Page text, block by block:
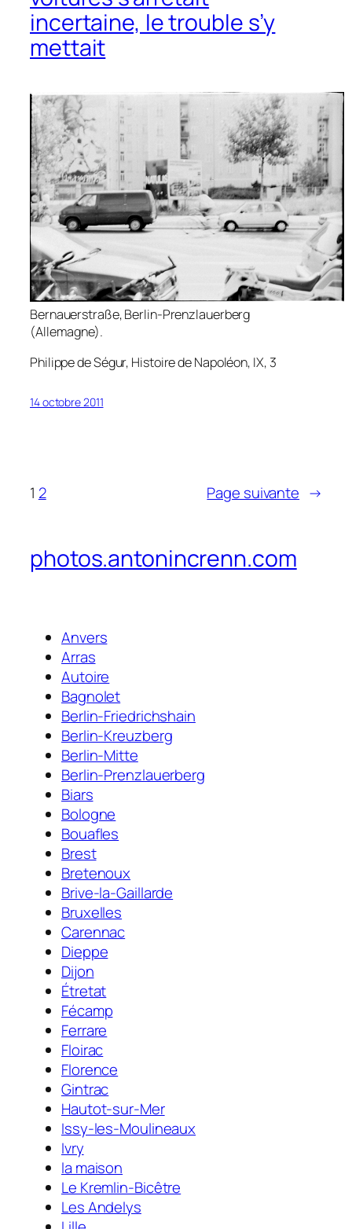
incertaine, le trouble s’y
mettait
Bernauerstraße, Berlin-Prenzlauerberg
(Allemagne).
Philippe de Ségur, Histoire de Napoléon, IX, 3
14 octobre 2011
1 2 Page suivante →
photos.antonincrenn.com
Anvers
Arras
Autoire
Bagnolet
Berlin-Friedrichshain
Berlin-Kreuzberg
Berlin-Mitte
Berlin-Prenzlauerberg
Biars
Bologne
Bouafles
Brest
Bretenoux
Brive-la-Gaillarde
Bruxelles
Carennac
Dieppe
Dijon
Étretat
Fécamp
Ferrare
Floirac
Florence
Gintrac
Hautot-sur-Mer
Issy-les-Moulineaux
Ivry
la maison
Le Kremlin-Bicêtre
Les Andelys